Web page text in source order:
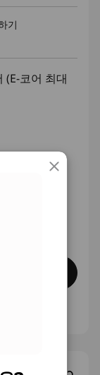
기
코어 최대
전 도착 예